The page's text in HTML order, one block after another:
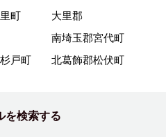
町
大里郡
南埼玉郡宮代町
戸町 北葛飾郡松伏町
を検索する